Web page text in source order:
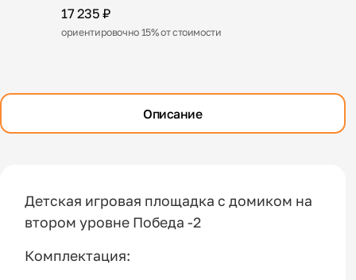
17 235 ₽
ориентировочно 15% от стоимости
Описание
Детская игровая площадка с домиком на
втором уровне Победа -2
Комплектация: